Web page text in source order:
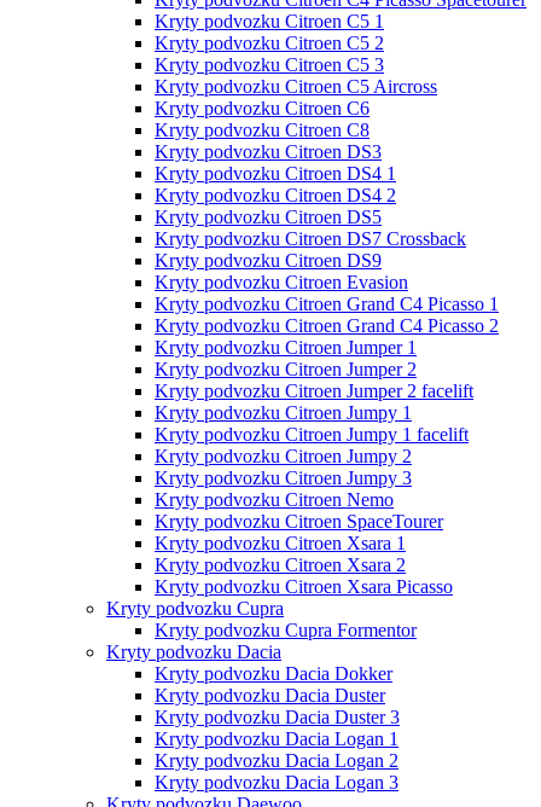
Kryty podvozku Citroen C5 1
Kryty podvozku Citroen C5 2
Kryty podvozku Citroen C5 3
Kryty podvozku Citroen C5 Aircross
Kryty podvozku Citroen C6
Kryty podvozku Citroen C8
Kryty podvozku Citroen DS3
Kryty podvozku Citroen DS4 1
Kryty podvozku Citroen DS4 2
Kryty podvozku Citroen DS5
Kryty podvozku Citroen DS7 Crossback
Kryty podvozku Citroen DS9
Kryty podvozku Citroen Evasion
Kryty podvozku Citroen Grand С4 Picasso 1
Kryty podvozku Citroen Grand С4 Picasso 2
Kryty podvozku Citroen Jumper 1
Kryty podvozku Citroen Jumper 2
Kryty podvozku Citroen Jumper 2 facelift
Kryty podvozku Citroen Jumpy 1
Kryty podvozku Citroen Jumpy 1 facelift
Kryty podvozku Citroen Jumpy 2
Kryty podvozku Citroen Jumpy 3
Kryty podvozku Citroen Nemo
Kryty podvozku Citroen SpaceTourer
Kryty podvozku Citroen Xsara 1
Kryty podvozku Citroen Xsara 2
Kryty podvozku Citroen Xsara Picasso
Kryty podvozku Cupra
Kryty podvozku Cupra Formentor
Kryty podvozku Dacia
Kryty podvozku Dacia Dokker
Kryty podvozku Dacia Duster
Kryty podvozku Dacia Duster 3
Kryty podvozku Dacia Logan 1
Kryty podvozku Dacia Logan 2
Kryty podvozku Dacia Logan 3